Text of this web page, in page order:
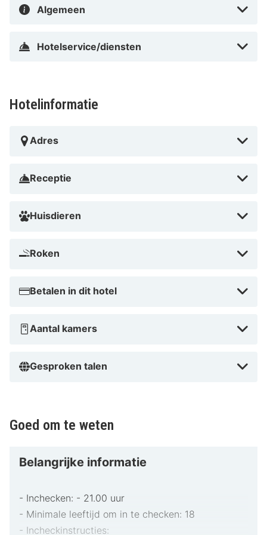
Oberlech-Zürs en op 0,3 km van Muldenlift.
Dicht bij Hoppelpad
Algemeen
Hotelservice/diensten
Hotelinformatie
Adres
Receptie
Huisdieren
Roken
Betalen in dit hotel
Aantal kamers
Gesproken talen
Goed om te weten
Belangrijke informatie
- Inchecken: - 21.00 uur
- Minimale leeftijd om in te checken: 18
- Incheckinstructies: